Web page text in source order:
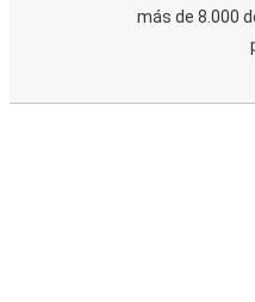
más de 8.000